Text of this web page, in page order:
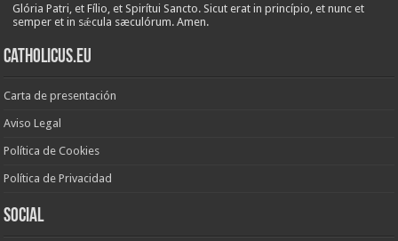
Glória Patri, et Fílio, et Spirítui Sancto. Sicut erat in princípio, et nunc et
semper et in sǽcula sæculórum. Amen.
Catholicus.eu
Carta de presentación
Aviso Legal
Política de Cookies
Política de Privacidad
Social